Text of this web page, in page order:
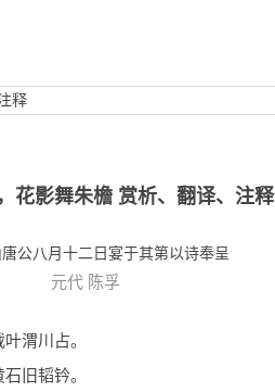
释
花影舞朱檐 赏析、翻译、注释
公八月十二日宴于其第以诗奉呈
元代 陈孚
渭川占。
旧韬钤。